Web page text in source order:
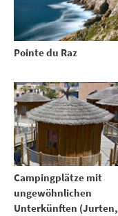
Pointe du Raz
Campingplätze mit
ungewöhnlichen
Unterkünften (Jurten,